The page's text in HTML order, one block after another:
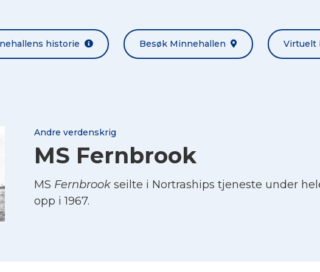
historie Besøk Minnehallen Virtuelt
Andre verdenskrig
MS Fernbrook
MS Fernbrook seilte i Nortraships tjeneste under
opp i 1967.